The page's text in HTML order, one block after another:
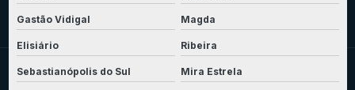
Gastão Vidigal Magda
Elisiário Ribeira
Sebastianópolis do Sul Mira Estrela